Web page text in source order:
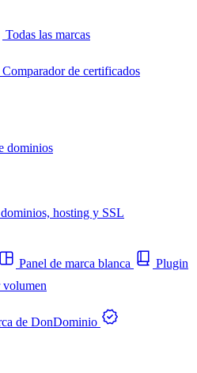
Todas las marcas
Comparador de certificados
dominios
hosting y SSL
Panel de marca blanca
Plugin
volumen
de DonDominio